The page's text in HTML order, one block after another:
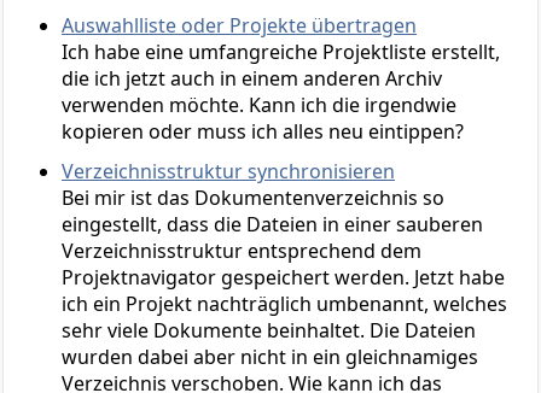
Auswahlliste oder Projekte übertragen
Ich habe eine umfangreiche Projektliste erstellt,
die ich jetzt auch in einem anderen Archiv
verwenden möchte. Kann ich die irgendwie
kopieren oder muss ich alles neu eintippen?
Verzeichnisstruktur synchronisieren
Bei mir ist das Dokumentenverzeichnis so
eingestellt, dass die Dateien in einer sauberen
Verzeichnisstruktur entsprechend dem
Projektnavigator gespeichert werden. Jetzt habe
ich ein Projekt nachträglich umbenannt, welches
sehr viele Dokumente beinhaltet. Die Dateien
wurden dabei aber nicht in ein gleichnamiges
Verzeichnis verschoben. Wie kann ich das